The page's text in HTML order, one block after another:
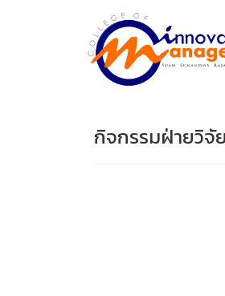
กิจกรรมฝ่ายวิจั